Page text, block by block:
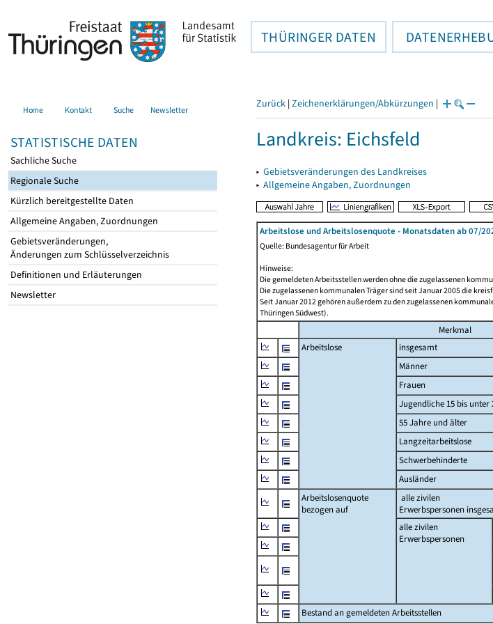
THÜRINGER DATEN
Home Kontakt Suche Newsletter
STATISTISCHE DATEN
Sachliche Suche
Regionale Suche
Kürzlich bereitgestellte Daten
Allgemeine Angaben, Zuordnungen
Gebietsveränderungen,
Änderungen zum Schlüsselverzeichnis
Definitionen und Erläuterungen
Newsletter
Zurück | Zeichenerklärungen/Abkürzungen |
Landkreis: Eichsfeld
▸ Gebietsveränderungen des Landkreises
▸ Allgemeine Angaben, Zuordnungen
Arbeitslose und Arbeitslosenquote - Monatsdaten ab 07/
Quelle: Bundesagentur für Arbeit
Hinweise:
Die gemeldeten Arbeitsstellen werden ohne die zugelassenen
Die zugelassenen kommunalen Träger sind seit Januar 2005 die
Seit Januar 2012 gehören außerdem zu den zugelassenen
Thüringen Südwest).
Merkmal
Arbeitslose
insgesamt
Männer
Frauen
Jugendliche 15 bis unter
55 Jahre und älter
Langzeitarbeitslose
Schwerbehinderte
Ausländer
Arbeitslosenquote
bezogen auf
alle zivilen
Erwerbspersonen
alle zivilen
Erwerbspersonen
Bestand an gemeldeten Arbeitsstellen